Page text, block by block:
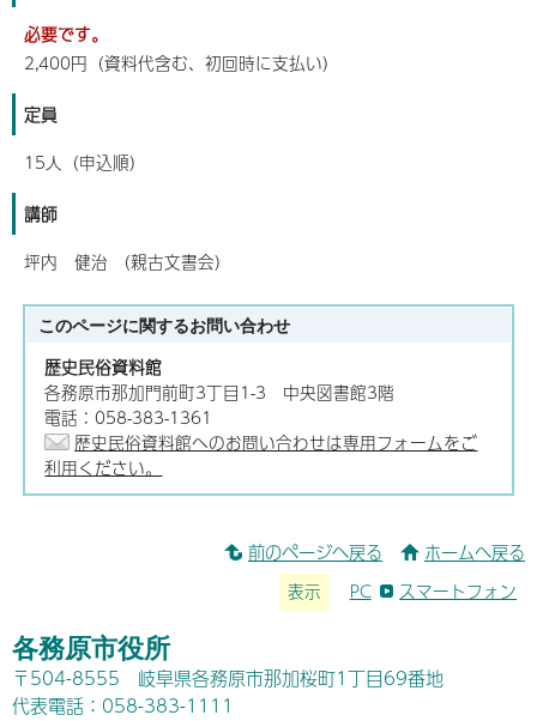
必要です。
2,400円（資料代含む、初回時に支払い）
定員
15人（申込順）
講師
坪内 健治 （親古文書会）
このページに関するお問い合わせ
歴史民俗資料館
各務原市那加門前町3丁目1-3 中央図書館3階
電話：058-383-1361
歴史民俗資料館へのお問い合わせは専用フォームをご
利用ください。
前のページへ戻る ホームへ戻る
表示 PC スマートフォン
各務原市役所
〒504-8555 岐阜県各務原市那加桜町1丁目69番地
代表電話：058-383-1111